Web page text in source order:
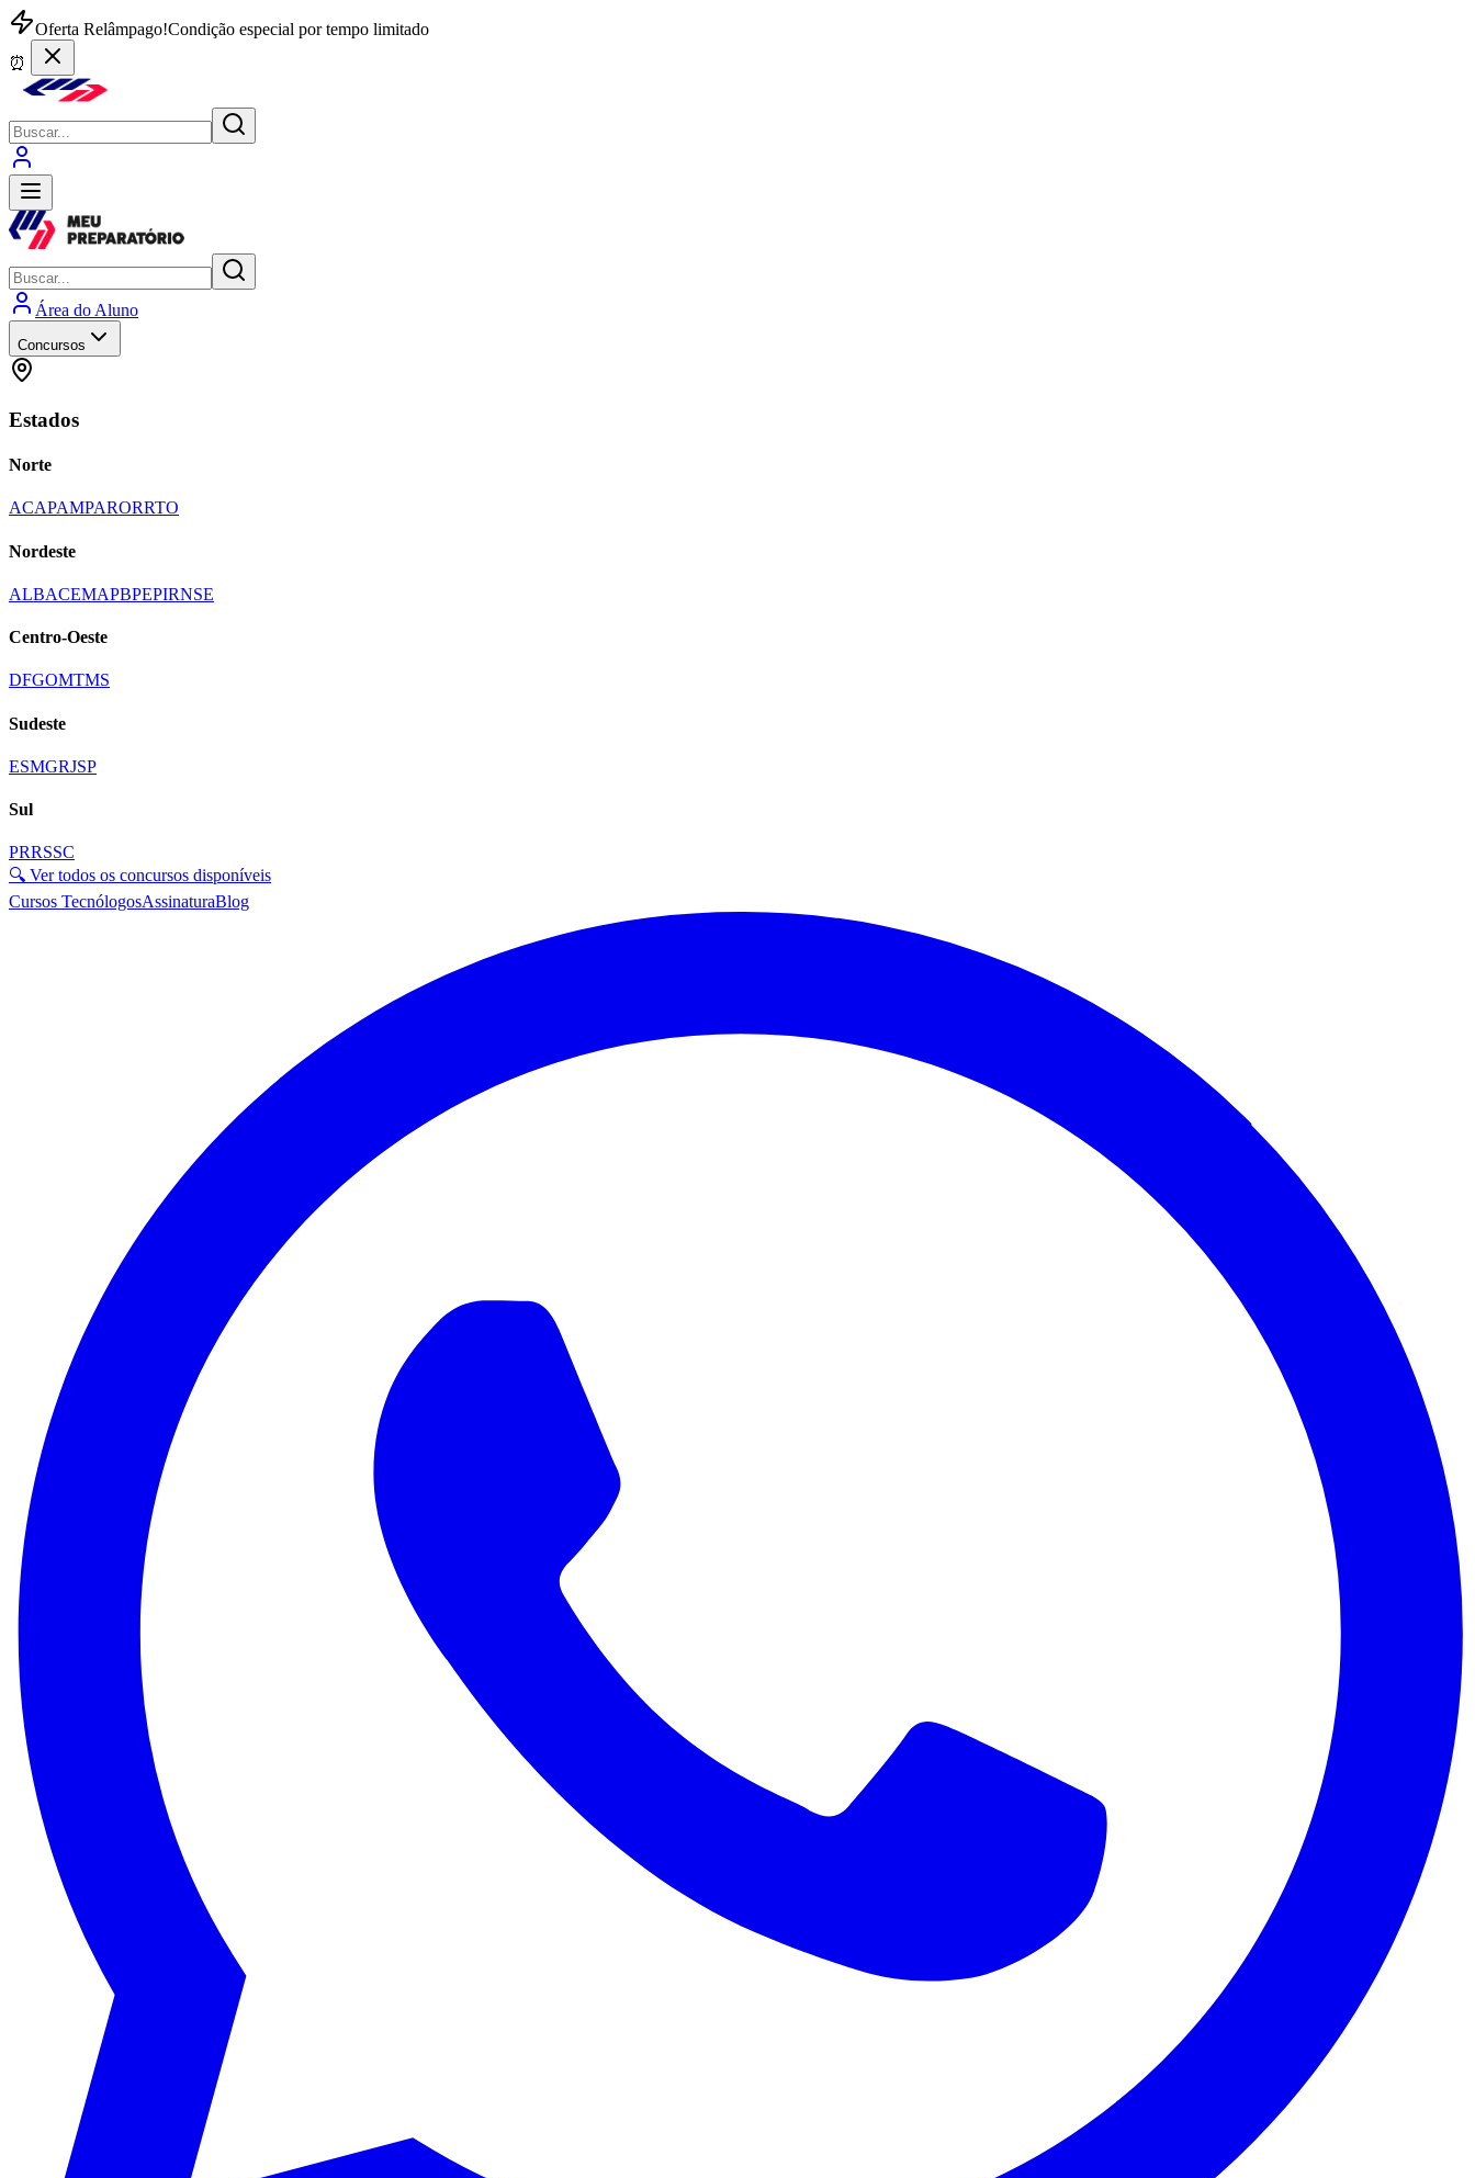
Oferta Relâmpago!Condição especial por tempo limitado
⏰
Área do Aluno
Concursos
Estados
Norte
ACAPAMPARORRTO
Nordeste
ALBACEMAPBPEPIRNSE
Centro-Oeste
DFGOMTMS
Sudeste
ESMGRJSP
Sul
PRRSSC
🔍 Ver todos os concursos disponíveis
Cursos TecnólogosAssinaturaBlog